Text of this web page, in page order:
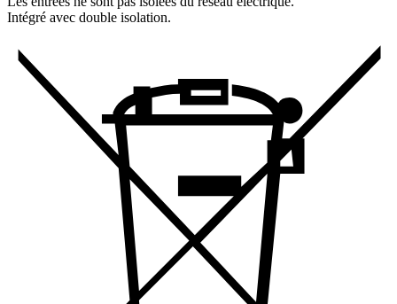
Intégré avec double isolation.